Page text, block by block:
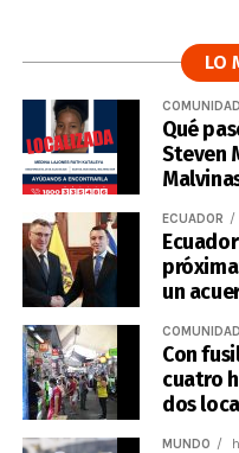
LO
COMUNIDAD
Qué
Steven
ECUADOR
un
COMUNIDAD
Con
cuatro
dos
MUNDO